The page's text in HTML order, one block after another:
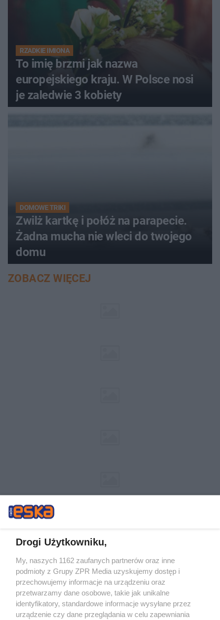
RZADKIE IMIONA
To imię brzmi jak nazwa
europejskiego kraju. W Polsce nosi
je zaledwie 3 kobiety
DOMOWE TRIKI
Zwilż kartkę i połóż na parapecie.
Żadna mucha nie wleci do twojego
domu
ZOBACZ WIĘCEJ
Żaden utwór zamieszczony w serwisie nie może być powielany i
rozpowszechniany lub dalej rozpowszechniany w jakikolwiek sposób (w
tym także elektroniczny lub mechaniczny) na jakimkolwiek polu
eksploatacji w jakiejkolwiek formie, włącznie z umieszczaniem w Internecie
bez pisemnej zgody właściciela praw. Jakiekolwiek użycie lub
wykorzystanie utworów w całości lub w części z naruszeniem prawa, tzn.
bez właściwej zgody, jest zabronione pod groźbą kary i może być ścigane
prawnie.
Drogi Użytkowniku,
My, naszych 1162 zaufanych partnerów oraz inne
podmioty z Grupy ZPR Media uzyskujemy dostęp i
przechowujemy informacje na urządzeniu oraz
przetwarzamy dane osobowe, takie jak unikalne
identyfikatory, standardowe informacje wysyłane przez
urządzenie czy dane przeglądania w celu zapewniania